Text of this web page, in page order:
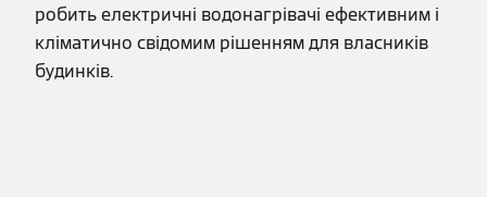
робить електричні водонагрівачі ефективним і
кліматично свідомим рішенням для власників
будинків.